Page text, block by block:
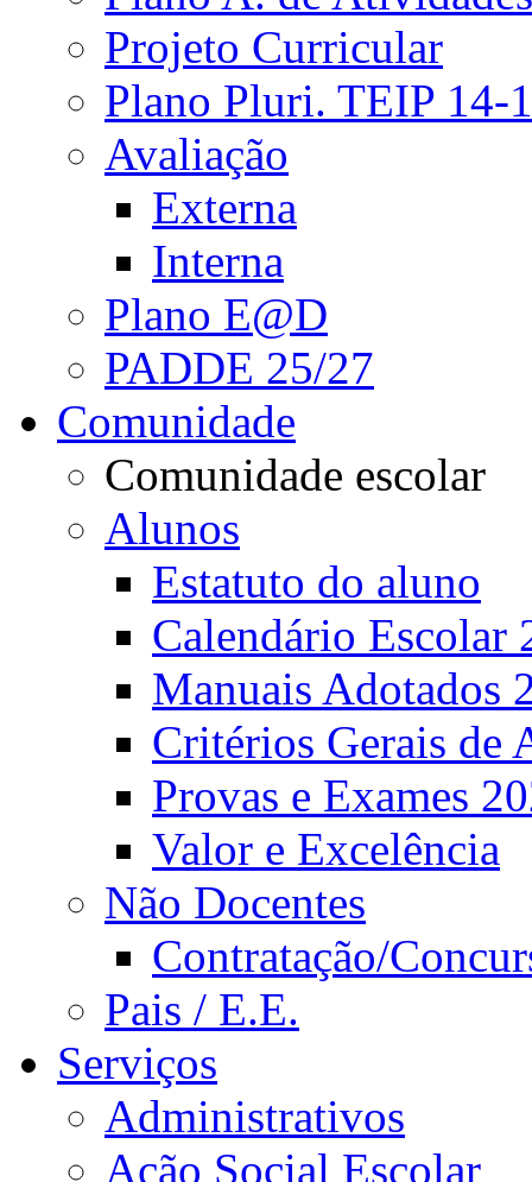
Projeto Curricular
Plano Pluri. TEIP 14-
Avaliação
Externa
Interna
Plano E@D
PADDE 25/27
Comunidade
Comunidade escolar
Alunos
Estatuto do aluno
Calendário Escolar
Manuais Adotados
Critérios Gerais de
Provas e Exames
Valor e Excelência
Não Docentes
Contratação/
Pais / E.E.
Serviços
Administrativos
Ação Social Escolar